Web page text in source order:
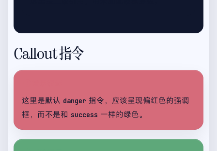
Callout 指令
这里是默认 danger 指令，应该呈现偏红色的强调
框，而不是和 success 一样的绿色。